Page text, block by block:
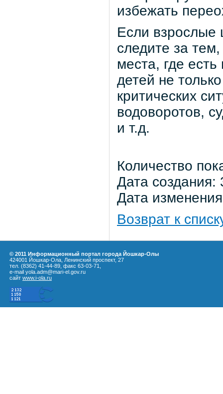
избежать
Если взрослые
следите за
места, где
детей не
критических
водоворотов,
и т.д.
Количество
Дата
Дата
Возврат к
© 2011 Информационный портал города Йошкар-Олы
424001 Йошкар-Ола, Ленинский проспект, 27
тел. (8362) 41-44-89, факс 63-03-71,
e-mail yola.adm@mari-el.gov.ru
сайт www.i-ola.ru